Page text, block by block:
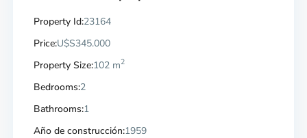
Property Id:23164
Price:U$S345.000
Property Size:102 m2
Bedrooms:2
Bathrooms:1
Año de construcción:1959